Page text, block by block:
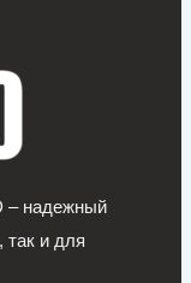
– надежный
так и для